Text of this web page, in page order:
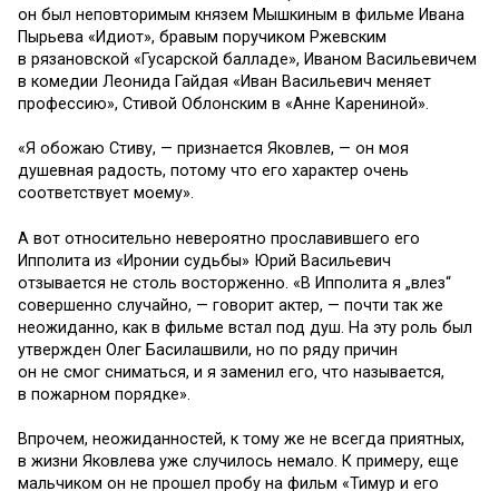
он был неповторимым князем Мышкиным в фильме Ивана
Пырьева «Идиот», бравым поручиком Ржевским
в рязановской «Гусарской балладе», Иваном Васильевичем
в комедии Леонида Гайдая «Иван Васильевич меняет
профессию», Стивой Облонским в «Анне Карениной».
«Я обожаю Стиву, — признается Яковлев, — он моя
душевная радость, потому что его характер очень
соответствует моему».
А вот относительно невероятно прославившего его
Ипполита из «Иронии судьбы» Юрий Васильевич
отзывается не столь восторженно. «В Ипполита я „влез“
совершенно случайно, — говорит актер, — почти так же
неожиданно, как в фильме встал под душ. На эту роль был
утвержден Олег Басилашвили, но по ряду причин
он не смог сниматься, и я заменил его, что называется,
в пожарном порядке».
Впрочем, неожиданностей, к тому же не всегда приятных,
в жизни Яковлева уже случилось немало. К примеру, еще
мальчиком он не прошел пробу на фильм «Тимур и его